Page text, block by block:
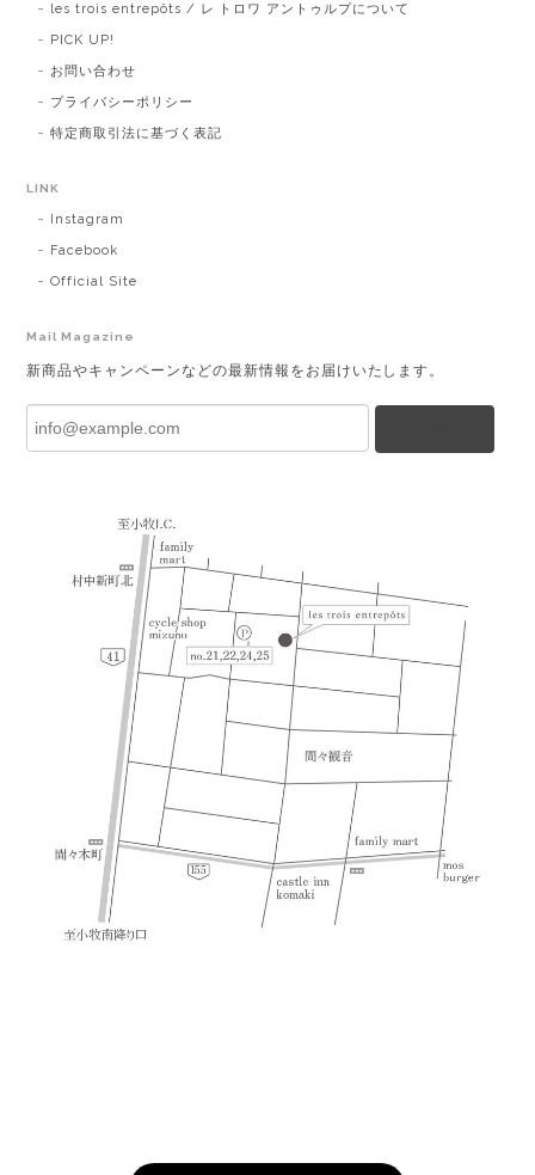
les trois entrepôts / レ トロワ アントゥルプについて
PICK UP!
お問い合わせ
プライバシーポリシー
特定商取引法に基づく表記
LINK
Instagram
Facebook
Official Site
Mail Magazine
新商品やキャンペーンなどの最新情報をお届けいたします。